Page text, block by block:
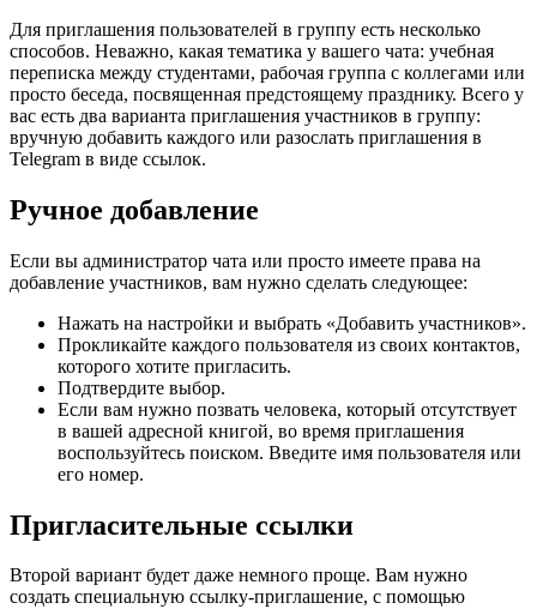
Для приглашения пользователей в группу есть несколько
способов. Неважно, какая тематика у вашего чата: учебная
переписка между студентами, рабочая группа с коллегами или
просто беседа, посвященная предстоящему празднику. Всего у
вас есть два варианта приглашения участников в группу:
вручную добавить каждого или разослать приглашения в
Telegram в виде ссылок.
Ручное добавление
Если вы администратор чата или просто имеете права на
добавление участников, вам нужно сделать следующее:
Нажать на настройки и выбрать «Добавить участников».
Прокликайте каждого пользователя из своих контактов,
которого хотите пригласить.
Подтвердите выбор.
Если вам нужно позвать человека, который отсутствует
в вашей адресной книгой, во время приглашения
воспользуйтесь поиском. Введите имя пользователя или
его номер.
Пригласительные ссылки
Второй вариант будет даже немного проще. Вам нужно
создать специальную ссылку-приглашение, с помощью